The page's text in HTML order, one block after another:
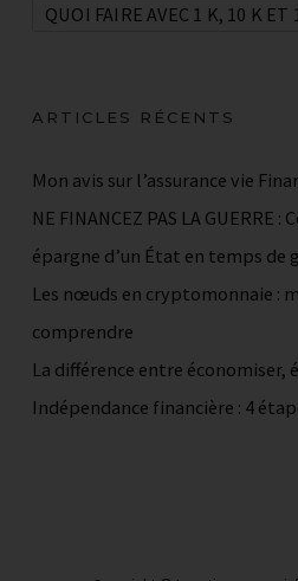
QUOI FAIRE AVEC 1 K, 10 K ET
ARTICLES RÉCENTS
Mon avis sur l’assurance vie
NE FINANCEZ PAS LA
épargne d’un État en temps de
Les nœuds en cryptomonnaie :
comprendre
La différence entre
Indépendance financière : 4